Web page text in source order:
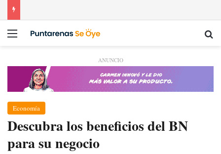
Menú
ANUNCIO
Economía
Descubra los beneficios del BN
para su negocio